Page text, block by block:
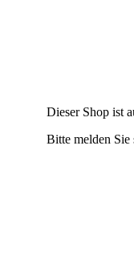
Dieser Shop ist
Bitte melden